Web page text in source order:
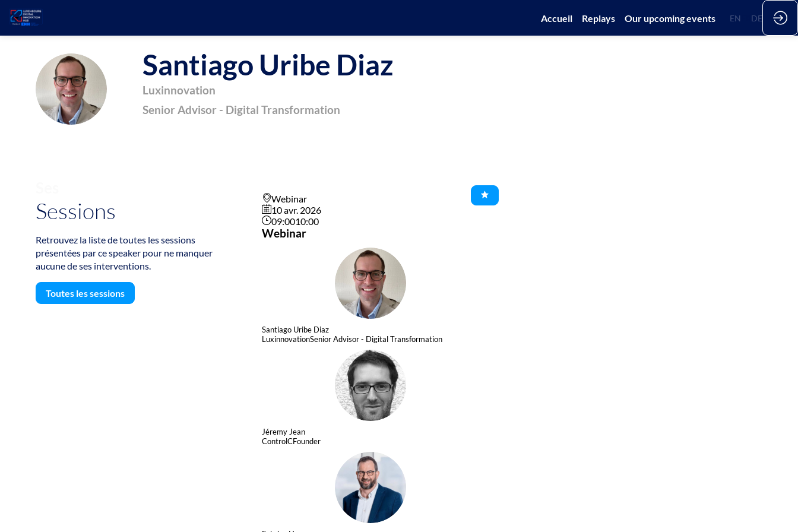
Accueil Replays Our upcoming events EN DE
SUD
Santiago Uribe Diaz
Luxinnovation
Senior Advisor - Digital Transformation
Sessions
Retrouvez la liste de toutes les sessions
présentées par ce speaker pour ne manquer
aucune de ses interventions.
Toutes les sessions
Webinar
10 avr. 2026
09:0010:00
Webinar
SUD
Santiago Uribe Diaz
LuxinnovationSenior Advisor - Digital Transformation
JJ
Jéremy Jean
ControlCFounder
FH